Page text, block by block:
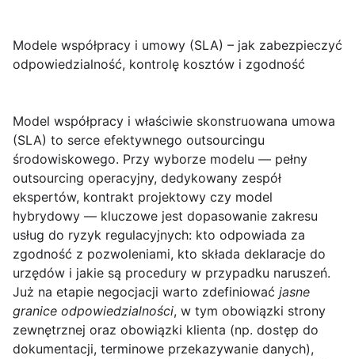
Modele współpracy i umowy (SLA) – jak zabezpieczyć
odpowiedzialność, kontrolę kosztów i zgodność
Model współpracy i właściwie skonstruowana umowa
(SLA) to serce efektywnego outsourcingu
środowiskowego. Przy wyborze modelu — pełny
outsourcing operacyjny, dedykowany zespół
ekspertów, kontrakt projektowy czy model
hybrydowy — kluczowe jest dopasowanie zakresu
usług do ryzyk regulacyjnych: kto odpowiada za
zgodność z pozwoleniami, kto składa deklaracje do
urzędów i jakie są procedury w przypadku naruszeń.
Już na etapie negocjacji warto zdefiniować jasne
granice odpowiedzialności, w tym obowiązki strony
zewnętrznej oraz obowiązki klienta (np. dostęp do
dokumentacji, terminowe przekazywanie danych),